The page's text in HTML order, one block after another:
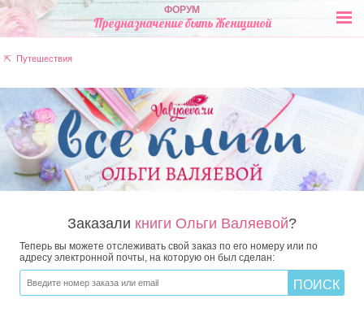
ФОРУМ
Предназначение быть Женщиной
⇱ Путешествия
Заказали книги Ольги Валяевой?
Теперь вы можете отслеживать свой заказ по его номеру или по
адресу электронной почты, на которую он был сделан: